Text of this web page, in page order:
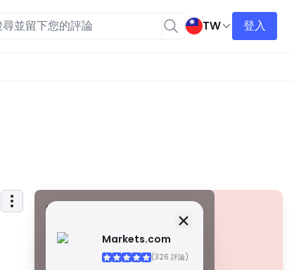
TW 登入
Markets.com
(326 評論)
安全資訊
由全球知名監管機構頒發，這些許可證透過嚴格的合規性、